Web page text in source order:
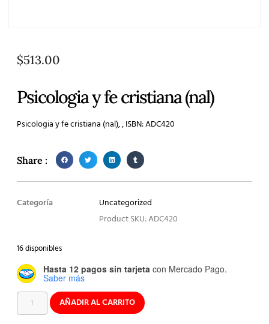
$513.00
Psicologia y fe cristiana (nal)
Psicologia y fe cristiana (nal), , ISBN: ADC420
Share :
Categoría
Uncategorized
Product SKU: ADC420
16 disponibles
Hasta 12 pagos sin tarjeta con Mercado Pago.
Saber más
AÑADIR AL CARRITO